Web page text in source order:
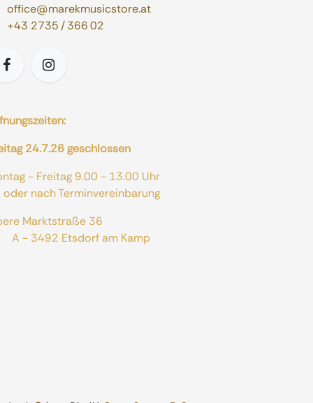
office@marekmusicstore.at
+43 2735 / 366 02
24.7.26 geschlossen
- Freitag 9.00 - 13.00 Uhr
nach Terminvereinbarung
Marktstraße 36
- 3492 Etsdorf am Kamp